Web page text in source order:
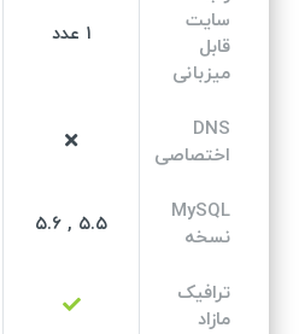
سایت
قابل
میزبانی
۱ عدد
DNS
اختصاصی
MySQL
نسخه
۵.۵ , ۵.۶
ترافیک
مازاد